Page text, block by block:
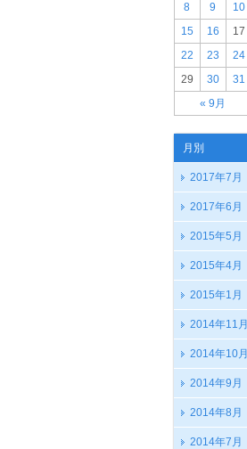
« 9月
8
9 10
15
16 17
22
23 24
29
30 31
月別
2017年7月
2017年6月
2015年5月
2015年4月
2015年1月
2014年11月
2014年10月
2014年9月
2014年8月
2014年7月